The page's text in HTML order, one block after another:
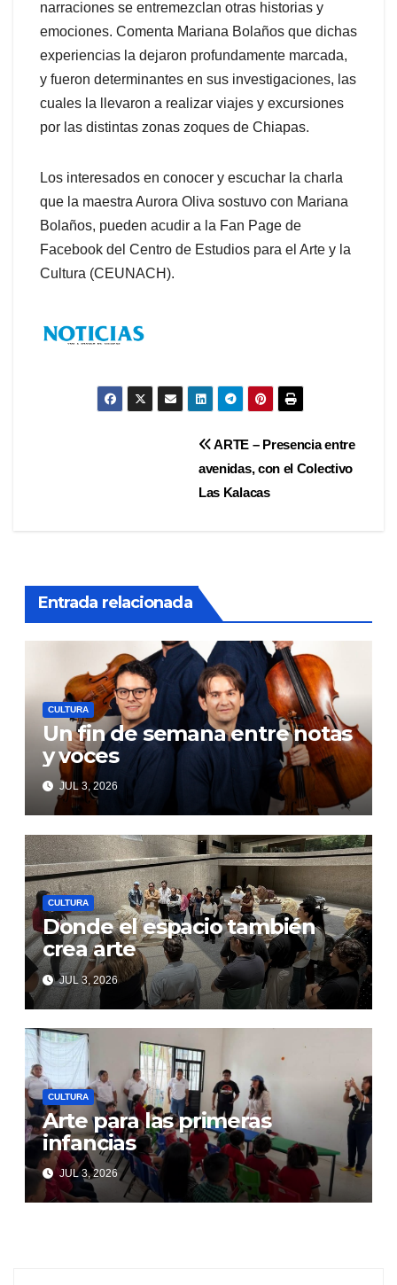
narraciones se entremezclan otras historias y
emociones. Comenta Mariana Bolaños que dichas
experiencias la dejaron profundamente marcada,
y fueron determinantes en sus investigaciones, las
cuales la llevaron a realizar viajes y excursiones
por las distintas zonas zoques de Chiapas.
Los interesados en conocer y escuchar la charla
que la maestra Aurora Oliva sostuvo con Mariana
Bolaños, pueden acudir a la Fan Page de
Facebook del Centro de Estudios para el Arte y la
Cultura (CEUNACH).
ARTE – Presencia entre
avenidas, con el Colectivo
Las Kalacas
Entrada relacionada
CULTURA
Un fin de semana entre notas
y voces
JUL 3, 2026
CULTURA
Donde el espacio también
crea arte
JUL 3, 2026
CULTURA
Arte para las primeras
infancias
JUL 3, 2026